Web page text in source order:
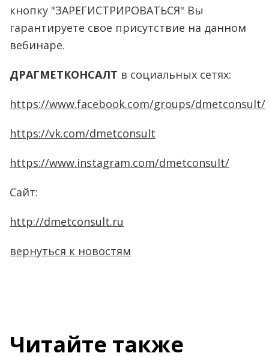
кнопку "ЗАРЕГИСТРИРОВАТЬСЯ" Вы
гарантируете свое присутствие на данном
вебинаре.
ДРАГМЕТКОНСАЛТ в социальных сетях:
https://www.facebook.com/groups/dmetconsult/
https://vk.com/dmetconsult
https://www.instagram.com/dmetconsult/
Сайт:
http://dmetconsult.ru
вернуться к новостям
Читайте также